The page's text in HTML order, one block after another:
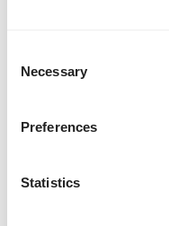
Selection
Necessary
Preferences
Statistics